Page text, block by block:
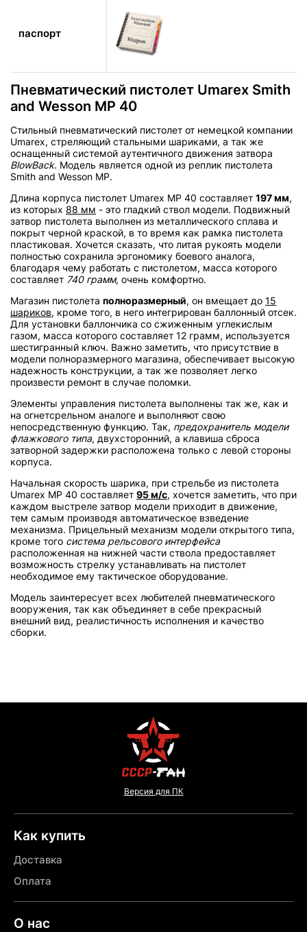
паспорт
Пневматический пистолет Umarex Smith
and Wesson MP 40
Стильный пневматический пистолет от немецкой компании
Umarex, стреляющий стальными шариками, а так же
оснащенный системой аутентичного движения затвора
BlowBack. Модель является одной из реплик пистолета
Smith and Wesson MP.
Длина корпуса пистолет Umarex MP 40 составляет 197 мм,
из которых 88 мм - это гладкий ствол модели. Подвижный
затвор пистолета выполнен из металлического сплава и
покрыт черной краской, в то время как рамка пистолета
пластиковая. Хочется сказать, что литая рукоять модели
полностью сохранила эргономику боевого аналога,
благодаря чему работать с пистолетом, масса которого
составляет 740 грамм, очень комфортно.
Магазин пистолета полноразмерный, он вмещает до 15
шариков, кроме того, в него интегрирован баллонный отсек.
Для установки баллончика со сжиженным углекислым
газом, масса которого составляет 12 грамм, используется
шестигранный ключ. Важно заметить, что присутствие в
модели полноразмерного магазина, обеспечивает высокую
надежность конструкции, а так же позволяет легко
произвести ремонт в случае поломки.
Элементы управления пистолета выполнены так же, как и
на огнетсрельном аналоге и выполняют свою
непосредственную функцию. Так, предохранитель модели
флажкового типа, двухсторонний, а клавиша сброса
затворной задержки расположена только с левой стороны
корпуса.
Начальная скорость шарика, при стрельбе из пистолета
Umarex MP 40 составляет 95 м/с, хочется заметить, что при
каждом выстреле затвор модели приходит в движение,
тем самым производя автоматическое взведение
механизма. Прицельный механизм модели открытого типа,
кроме того система рельсового интерфейса
расположенная на нижней части ствола предоставляет
возможность стрелку устанавливать на пистолет
необходимое ему тактическое оборудование.
Модель заинтересует всех любителей пневматического
вооружения, так как объединяет в себе прекрасный
внешний вид, реалистичность исполнения и качество
сборки.
Версия для ПК
Как купить
Доставка
Оплата
О нас